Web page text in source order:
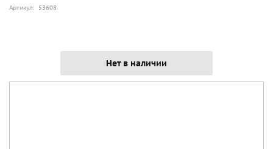
Артикул: 53608
Нет в наличии